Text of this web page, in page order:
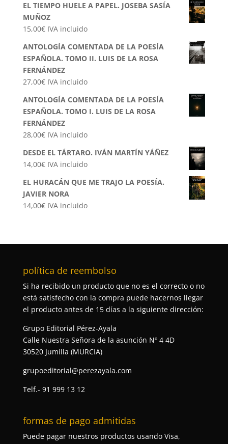
EL TIEMPO HUELE A PAPEL. JOSEBA SASÍA
MUÑOZ
15,00€ IVA incluido
ANTOLOGÍA COMENTADA DE LA POESÍA
ESPAÑOLA. TOMO II. LUIS DE LA ROSA
FERNÁNDEZ
27,00€ IVA incluido
ANTOLOGÍA COMENTADA DE LA POESÍA
ESPAÑOLA. TOMO I. LUIS DE LA ROSA
FERNÁNDEZ
28,00€ IVA incluido
DESDE EL TÁRTARO. IVÁN MARTÍN YÁÑEZ
14,00€ IVA incluido
EL HURACÁN QUE ME TRAJO LA POESÍA.
JAVIER NORA
14,00€ IVA incluido
política de reembolso
Si ha recibido un producto que no es el correcto o no
está satisfecho con la compra puede hacernos llegar
el producto antes de 15 días a la siguiente dirección:
Grupo Editorial Pérez-Ayala
Calle Nuestra Señora de la asunción Nº 4 4D
30520 Jumilla (MURCIA)
grupoeditorial@perezayala.com
Telf.- 91 999 13 12
formas de pago admitidas
Puede pagar nuestros productos usando Visa,